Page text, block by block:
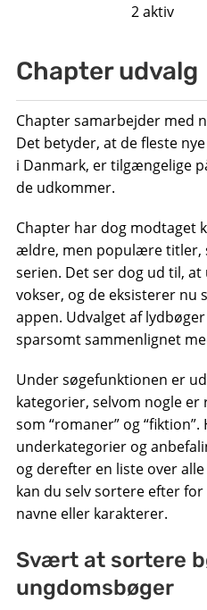
2 aktiv
Chapter udvalg
Chapter samarbejder med
Det betyder, at de fleste
i Danmark, er tilgængelige
de udkommer.
Chapter har dog modtaget
ældre, men populære titler,
serien. Det ser dog ud til, at
vokser, og de eksisterer nu
appen. Udvalget af
sparsomt sammenlignet
Under søgefunktionen er
kategorier, selvom nogle er
som “romaner” og
underkategorier og
og derefter en liste over
kan du selv sortere efter
navne eller karakterer.
Svært at sortere
ungdomsbøger